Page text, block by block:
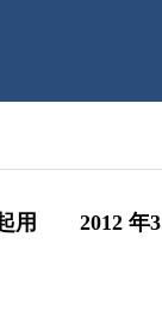
起用 2012 年3